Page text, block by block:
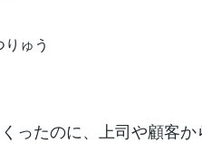
ゅう
ったのに、上司や顧客